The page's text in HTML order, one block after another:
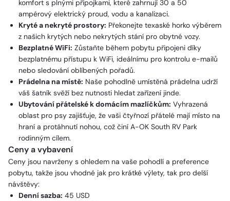
komfort s plnými přípojkami, které zahrnují 30 a 50
ampérový elektrický proud, vodu a kanalizaci.
Kryté a nekryté prostory: Překonejte texaské horko výběrem
z našich krytých nebo nekrytých stání pro obytné vozy.
Bezplatné WiFi: Zůstaňte během pobytu připojeni díky
bezplatnému přístupu k WiFi, ideálnímu pro kontrolu e-mailů
nebo sledování oblíbených pořadů.
Prádelna na místě: Naše pohodlně umístěná prádelna udrží
váš šatník svěží bez nutnosti hledat zařízení jinde.
Ubytování přátelské k domácím mazlíčkům: Vyhrazená
oblast pro psy zajišťuje, že vaši čtyřnozí přátelé mají místo na
hraní a protáhnutí nohou, což činí A-OK South RV Park
rodinným cílem.
Ceny a vybavení
Ceny jsou navrženy s ohledem na vaše pohodlí a preference
pobytu, takže jsou vhodné jak pro krátké výlety, tak pro delší
návštěvy:
Denní sazba: 45 USD